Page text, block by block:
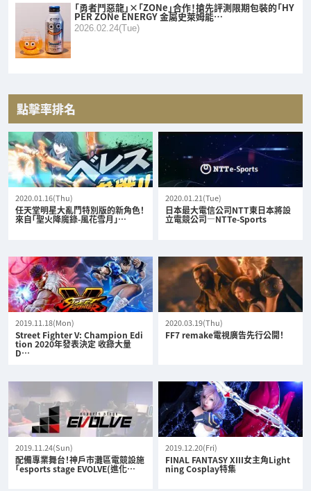
「勇者鬥惡龍」×「ZONe」合作！搶先評測限期包裝的「HY
PER ZONe ENERGY 金屬史萊姆能…
2026.02.24(Tue)
點擊率排名
2020.01.16(Thu)
任天堂明星大亂鬥特別版的新角色！
來自「聖火降魔錄-風花雪月」…
2020.01.21(Tue)
日本最大電信公司NTT東日本將設
立電競公司—NTTe-Sports
2019.11.18(Mon)
Street Fighter V: Champion Edi
tion 2020年發表決定 收錄大量
D…
2020.03.19(Thu)
FF7 remake電視廣告先行公開！
2019.11.24(Sun)
配備專業舞台！神戶市灘區電競設施
「esports stage EVOLVE(進化…
2019.12.20(Fri)
FINAL FANTASY XIII女主角Light
ning Cosplay特集